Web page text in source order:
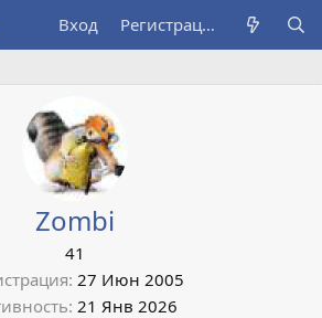
Вход Регистрация
Zombi
41
27 Июн 2005
21 Янв 2026